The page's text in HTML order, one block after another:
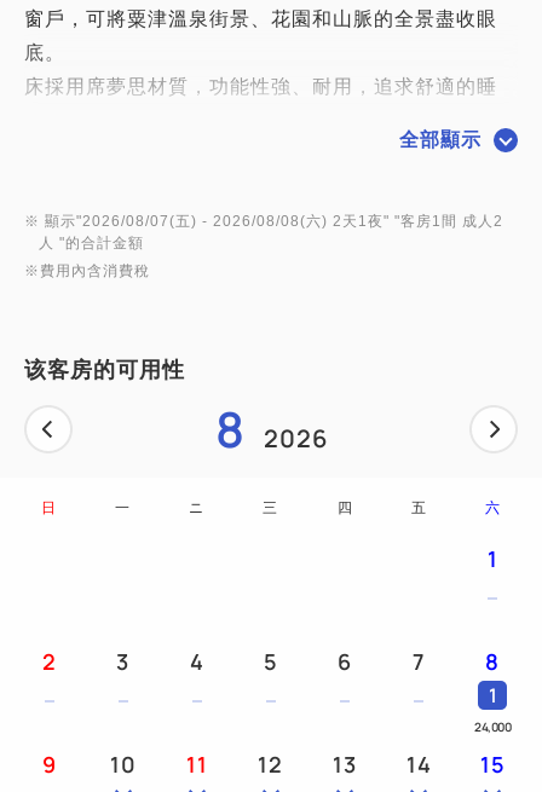
窗戶，可將粟津溫泉街景、花園和山脈的全景盡收眼
底。
床採用席夢思材質，功能性強、耐用，追求舒適的睡
*房間容量為4人，如果超過4人，將提供2張床+蒲團。
全部顯示
※ 顯示"2026/08/07(五) - 2026/08/08(六) 2天1夜" "客房1間 成人2
人 "的合計金額
※費用內含消費稅
该客房的可用性
8 2026
日 一 ニ 三 四 五 六
1
2 3 4 5 6 7 8
1
24,000
9 10 11 12 13 14 15